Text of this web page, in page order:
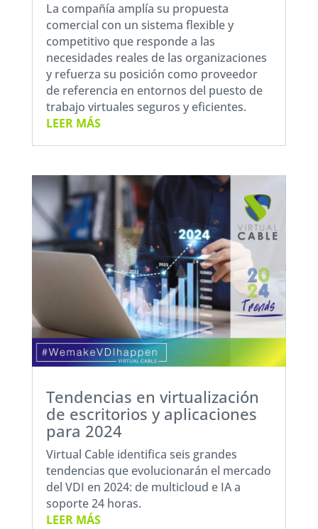
La compañía amplía su propuesta
comercial con un sistema flexible y
competitivo que responde a las
necesidades reales de las organizaciones
y refuerza su posición como proveedor
de referencia en entornos del puesto de
trabajo virtuales seguros y eficientes.
LEER MÁS
Tendencias en virtualización
de escritorios y aplicaciones
para 2024
Virtual Cable identifica seis grandes
tendencias que evolucionarán el mercado
del VDI en 2024: de multicloud e IA a
soporte 24 horas.
LEER MÁS